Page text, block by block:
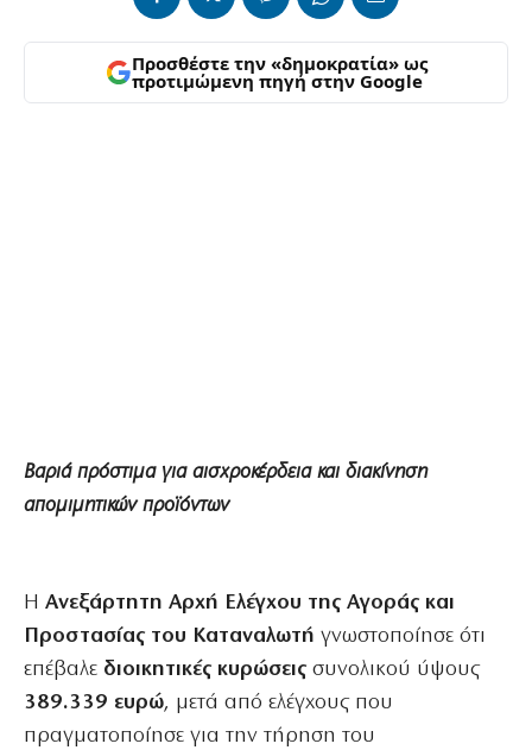
Προσθέστε την «δημοκρατία» ως
προτιμώμενη πηγή στην Google
Βαριά πρόστιμα για αισχροκέρδεια και διακίνηση
απομιμητικών προϊόντων
Η Ανεξάρτητη Αρχή Ελέγχου της Αγοράς και
Προστασίας του Καταναλωτή γνωστοποίησε ότι
επέβαλε διοικητικές κυρώσεις συνολικού ύψους
389.339 ευρώ, μετά από ελέγχους που
πραγματοποίησε για την τήρηση του